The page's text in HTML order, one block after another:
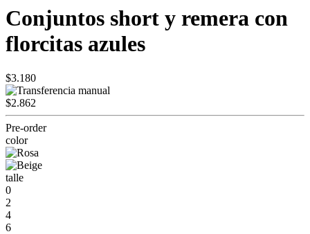
Conjuntos short y remera con
florcitas azules
$3.180
$2.862
Pre-order
color
talle
0
2
4
6